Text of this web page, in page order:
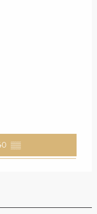
▒▒